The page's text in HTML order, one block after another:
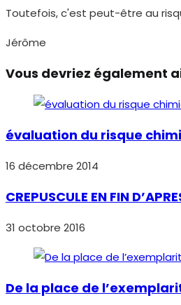
Toutefois, c'est peut-être au
Jérôme
Vous devriez également
évaluation du risque
16 décembre 2014
CREPUSCULE EN FIN
31 octobre 2016
De la place de